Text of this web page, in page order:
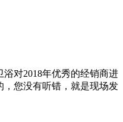
浴对2018年优秀的经销商进
您没有听错，就是现场发